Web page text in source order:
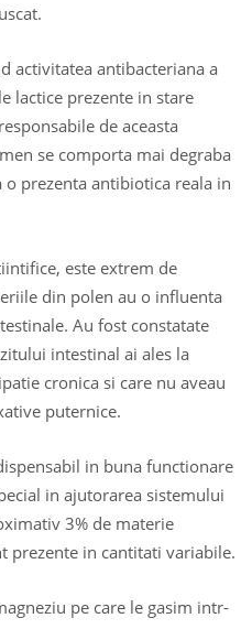
activitatea antibacteriana a
lactice prezente in stare
de aceasta
se comporta mai degraba
o prezenta antibiotica reala in
este extrem de
din polen au o influenta
Au fost constatate
intestinal ai ales la
cronica si care nu aveau
puternice.
in buna functionare
in ajutorarea sistemului
3% de materie
prezente in cantitati variabile.
pe care le gasim intr-